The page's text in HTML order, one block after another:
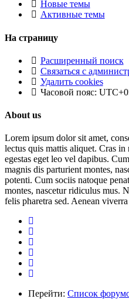
Новые темы
Активные темы
На страницу
Расширенный поиск
Связаться с
Удалить cookies
Часовой пояс:
About us
Lorem ipsum dolor sit amet,
lectus quis mattis aliquet. Cras
egestas eget leo vel dapibus.
magnis dis parturient montes,
potenti. Cum sociis natoque
montes, nascetur ridiculus mus.
felis pharetra sed. Aenean
Перейти: Список